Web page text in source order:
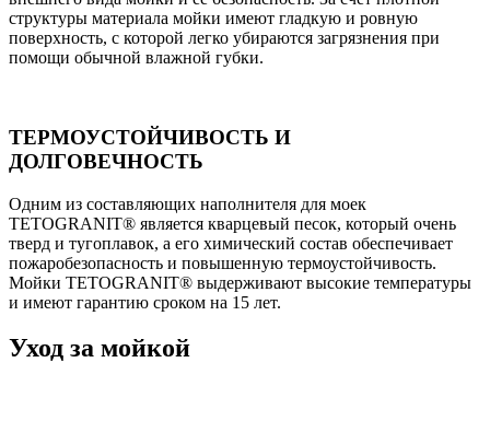
структуры материала мойки имеют гладкую и ровную
поверхность, с которой легко убираются загрязнения при
помощи обычной влажной губки.
ТЕРМОУСТОЙЧИВОСТЬ И
ДОЛГОВЕЧНОСТЬ
Одним из составляющих наполнителя для моек
TETOGRANIT® является кварцевый песок, который очень
тверд и тугоплавок, а его химический состав обеспечивает
пожаробезопасность и повышенную термоустойчивость.
Мойки TETOGRANIT® выдерживают высокие температуры
и имеют гарантию сроком на 15 лет.
Уход за мойкой